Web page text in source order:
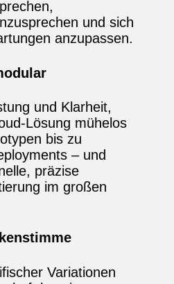
und sich
anzupassen.
und Klarheit,
mühelos
bis zu
– und
präzise
im großen
Variationen